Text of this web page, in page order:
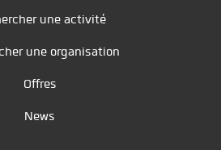
une activité
une organisation
Offres
News